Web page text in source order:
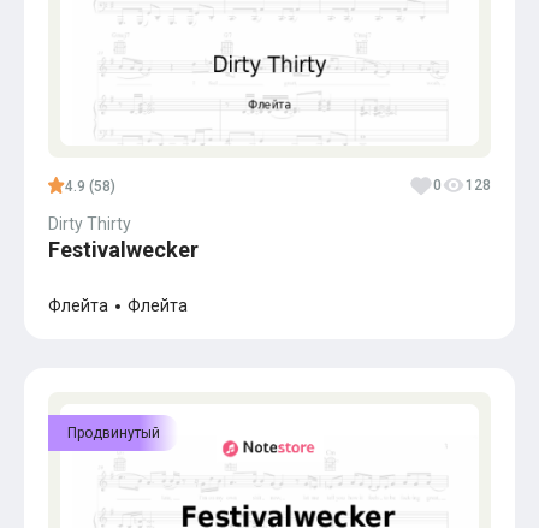
4.9 (58) 0 128
Dirty Thirty
Festivalwecker
Флейта Флейта
Продвинутый